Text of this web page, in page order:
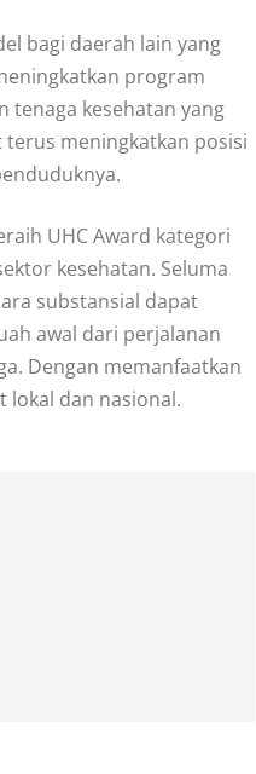
bagi daerah lain yang
program
tenaga kesehatan yang
terus meningkatkan posisi
UHC Award kategori
kesehatan. Seluma
substansial dapat
awal dari perjalanan
Dengan memanfaatkan
dan nasional.